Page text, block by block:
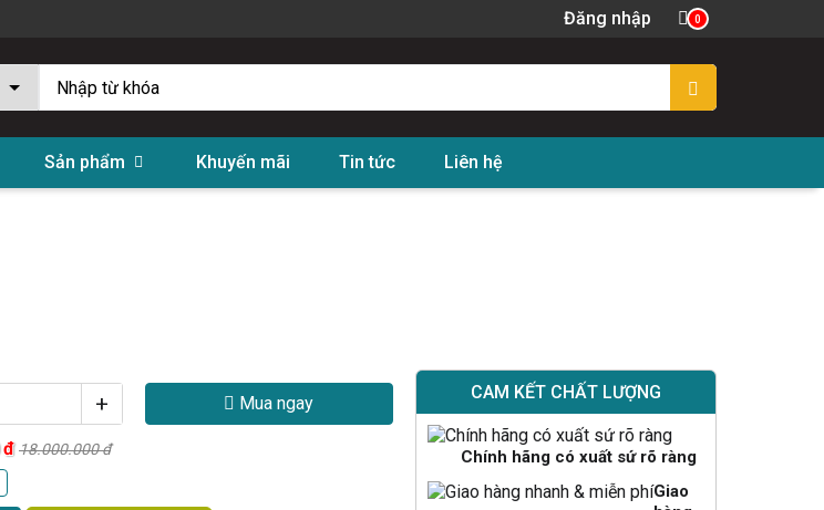
Đăng nhập 0
Sản phẩm Khuyến mãi Tin tức Liên hệ
+ Mua ngay
đ 18.000.000đ
CAM KẾT CHẤT LƯỢNG
Chính hãng có xuất sứ rõ ràng
Giao